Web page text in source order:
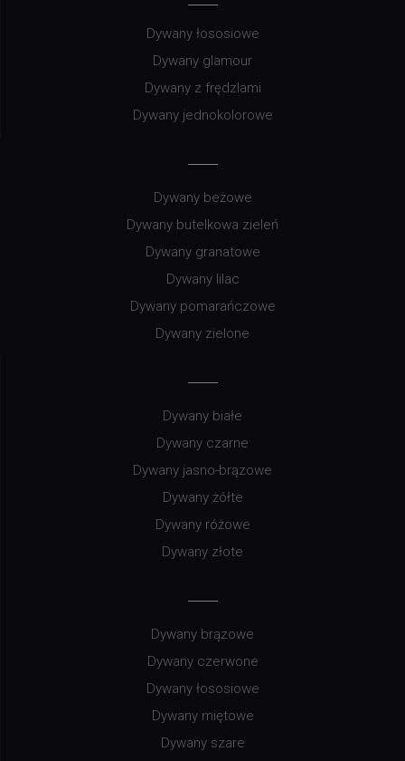
Dywany łososiowe
Dywany glamour
Dywany z frędzlami
Dywany jednokolorowe
Dywany beżowe
Dywany butelkowa zieleń
Dywany granatowe
Dywany lilac
Dywany pomarańczowe
Dywany zielone
Dywany białe
Dywany czarne
Dywany jasno-brązowe
Dywany żółte
Dywany różowe
Dywany złote
Dywany brązowe
Dywany czerwone
Dywany łososiowe
Dywany miętowe
Dywany szare